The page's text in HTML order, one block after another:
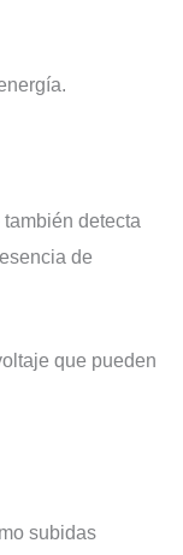
detecta
de
que pueden
subidas